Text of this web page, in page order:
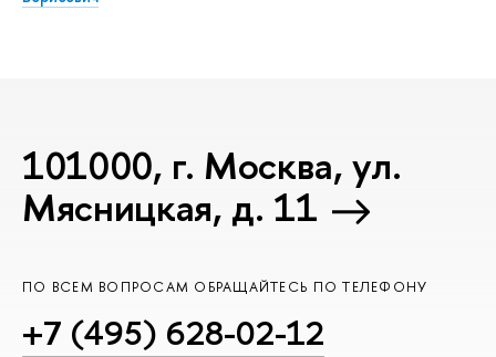
101000, г. Москва, ул.
Мясницкая, д. 11
ПО ВСЕМ ВОПРОСАМ ОБРАЩАЙТЕСЬ ПО ТЕЛЕФОНУ
+7 (495) 628-02-12